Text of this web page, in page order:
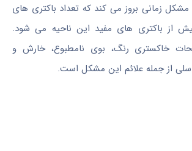
زمانی بروز می کند که تعداد باکتری های
از باکتری های مفید این ناحیه می شود.
خاکستری رنگ، بوی نامطبوع، خارش و
از جمله علائم این مشکل است.